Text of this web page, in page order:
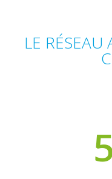
LE RÉSEAU